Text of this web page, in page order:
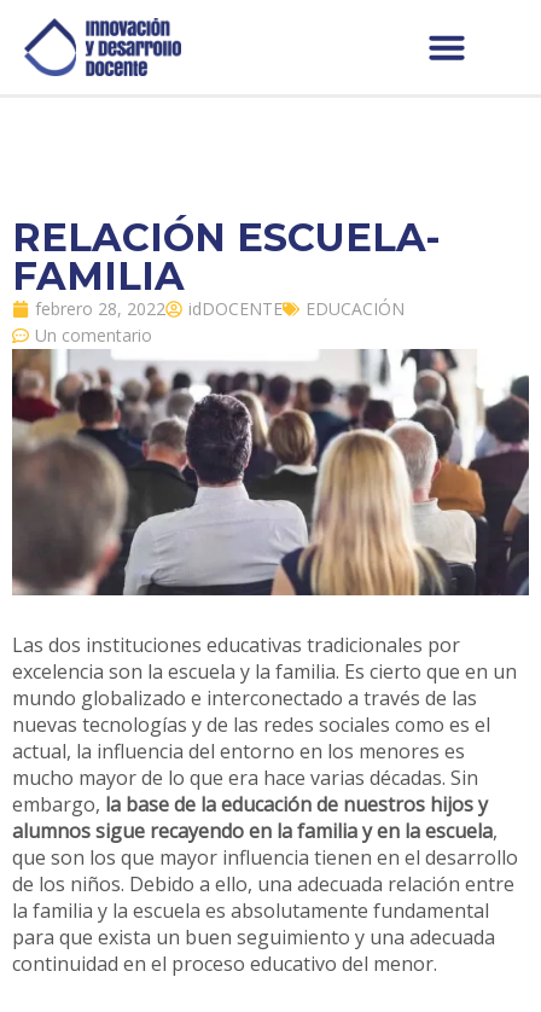
RELACIÓN ESCUELA-
FAMILIA
febrero 28, 2022 idDOCENTE
EDUCACIÓN
Un comentario
Las dos instituciones educativas tradicionales por
excelencia son la escuela y la familia. Es cierto que en un
mundo globalizado e interconectado a través de las
nuevas tecnologías y de las redes sociales como es el
actual, la influencia del entorno en los menores es
mucho mayor de lo que era hace varias décadas. Sin
embargo, la base de la educación de nuestros hijos y
alumnos sigue recayendo en la familia y en la escuela,
que son los que mayor influencia tienen en el desarrollo
de los niños. Debido a ello, una adecuada relación entre
la familia y la escuela es absolutamente fundamental
para que exista un buen seguimiento y una adecuada
continuidad en el proceso educativo del menor.